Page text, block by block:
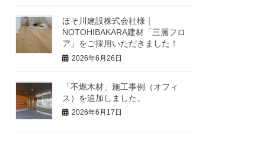
ほそ川建設株式会社様｜
NOTOHIBAKARA建材「三層フロ
ア」をご採用いただきました！
2026年6月26日
「不燃木材」施工事例（オフィ
ス）を追加しました。
2026年6月17日